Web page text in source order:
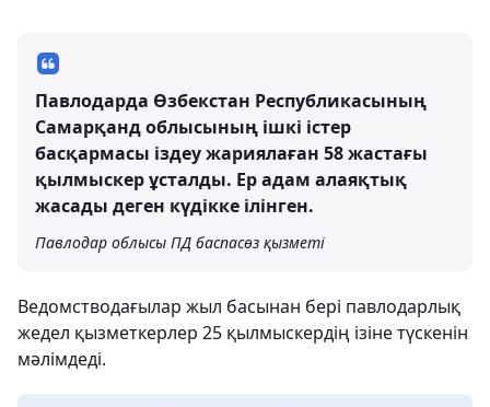
Павлодарда Өзбекстан Республикасының
Самарқанд облысының ішкі істер
басқармасы іздеу жариялаған 58 жастағы
қылмыскер ұсталды. Ер адам алаяқтық
жасады деген күдікке ілінген.
Павлодар облысы ПД баспасөз қызметі
Ведомстводағылар жыл басынан бері павлодарлық
жедел қызметкерлер 25 қылмыскердің ізіне түскенін
мәлімдеді.